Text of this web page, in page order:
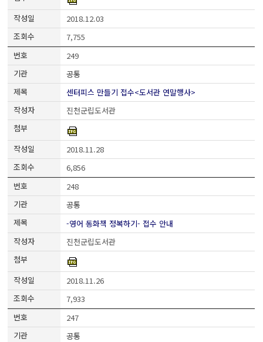
2018.12.03
7,755
249
공통
센터피스 만들기 접수<도서관 연말행사>
진천군립도서관
2018.11.28
6,856
248
공통
-영어 동화책 정복하기- 접수 안내
진천군립도서관
2018.11.26
7,933
247
공통